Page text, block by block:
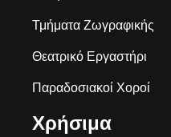
Τμήματα Ζωγραφικής
Θεατρικό Εργαστήρι
Παραδοσιακοί Χοροί
Χρήσιμα